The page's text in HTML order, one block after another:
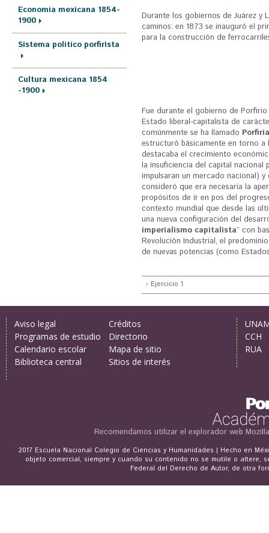
Durante los gobiernos de Juárez y
caminos: en 1873 se inauguró el
para la construcción de
Fue durante el gobierno de Porfirio
Estado liberal-capitalista de
comúnmente se ha llamado
estructuró básicamente en torno
destacaba el crecimiento
la insuficiencia del capital
impulsaran un mercado nacional)
consideró que era necesaria la
propósitos de ir en pos del
contexto mundial que desde las
una nueva configuración del
imperialismo capitalista” con
Revolución Industrial, el
de nuevas potencias (como
‹ Ejercicio 1
Economía mexicana 1854-
1900
Sistema político porfirista
Cultura mexicana 1854
-1900
Aviso legal
Programas de estudio
Calendario escolar
Biblioteca central
Créditos
Directorio
Mapa de sitio
Sitios de interés
CCH
RUA
Recomendamos utilizar el explorador web
2017 Escuela Nacional Colegio de Ciencias y Humanidades | Hecho en
objeto comercial, siempre y cuando su contenido no se mutile o altere,
Federal del Derecho de Autor, de otra